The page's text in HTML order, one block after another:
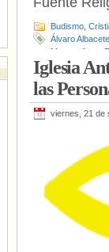
Budismo
Álvaro Albacete
Metropolitano
Iglesia
las
viernes, 21 de